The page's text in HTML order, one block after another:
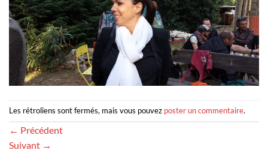
Les rétroliens sont fermés, mais vous pouvez poster un commentaire.
← Précédent
Suivant →